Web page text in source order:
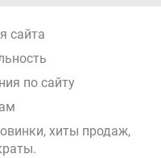
сайта
по сайту
хиты продаж,
.